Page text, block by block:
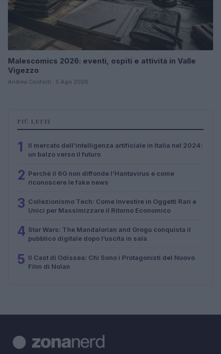
Malescomics 2026: eventi, ospiti e attività in Valle
Vigezzo
Andrea Conforti · 5 Ago 2026
PIÙ LETTI
1
Il mercato dell’intelligenza artificiale in Italia nel 2024:
un balzo verso il futuro
2 Perché il 6G non diffonde l’Hantavirus e come
riconoscere le fake news
3 Collezionismo Tech: Come Investire in Oggetti Rari e
Unici per Massimizzare il Ritorno Economico
4 Star Wars: The Mandalorian and Grogu conquista il
pubblico digitale dopo l’uscita in sala
5 Il Cast di Odissea: Chi Sono i Protagonisti del Nuovo
Film di Nolan